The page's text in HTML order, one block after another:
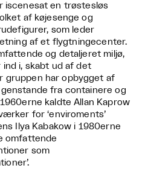
iscenesat en trøstesløs
af køjesenge og
som leder
af et flygtningecenter.
og detaljeret miljø,
i, skabt ud af det
gruppen har opbygget af
genstande fra containere og
kaldte Allan Kaprow
for ‘enviroments’
Ilya Kabakow i 1980erne
omfattende
som